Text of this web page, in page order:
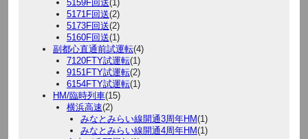
5159F回送(1)
5171F回送(2)
5173F回送(2)
5160F回送(1)
副都心直通前試運転(4)
7120FTY試運転(1)
9151FTY試運転(2)
6154FTY試運転(1)
HM/臨時列車(15)
横浜高速(2)
みなとみらい線開通3周年HM(1)
みなとみらい線開通4周年HM(1)